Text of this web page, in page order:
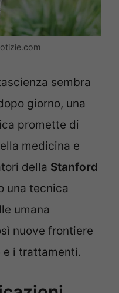
sembra
giorno, una
promette di
medicina e
della Stanford
una tecnica
umana
nuove frontiere
e i trattamenti.